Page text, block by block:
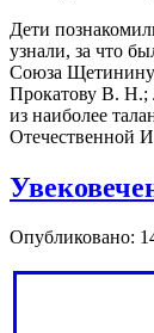
Дети
узнали, за что
Союза
Прокатову В.
из наиболее
Отечественной
Опубликовано: